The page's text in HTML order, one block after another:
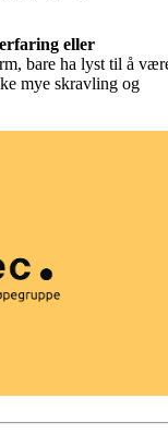
eller
bare ha lyst til å
mye skravling og